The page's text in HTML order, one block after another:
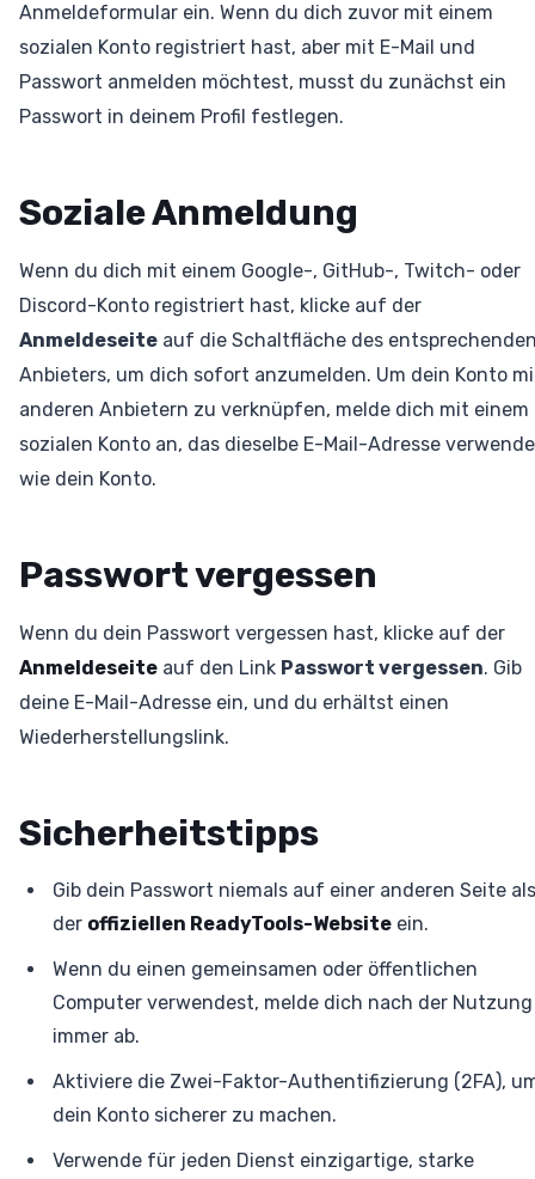
Anmeldeformular ein. Wenn du dich zuvor mit einem
sozialen Konto registriert hast, aber mit E-Mail und
Passwort anmelden möchtest, musst du zunächst ein
Passwort in deinem Profil festlegen.
Soziale Anmeldung
Wenn du dich mit einem Google-, GitHub-, Twitch- oder
Discord-Konto registriert hast, klicke auf der
Anmeldeseite auf die Schaltfläche des
Anbieters, um dich sofort anzumelden. Um dein Konto
anderen Anbietern zu verknüpfen, melde dich mit einem
sozialen Konto an, das dieselbe E-Mail-Adresse
wie dein Konto.
Passwort vergessen
Wenn du dein Passwort vergessen hast, klicke auf der
Anmeldeseite auf den Link Passwort vergessen. Gib
deine E-Mail-Adresse ein, und du erhältst einen
Wiederherstellungslink.
Sicherheitstipps
Gib dein Passwort niemals auf einer anderen Seite als
der offiziellen ReadyTools-Website ein.
Wenn du einen gemeinsamen oder öffentlichen
Computer verwendest, melde dich nach der Nutzung
immer ab.
Aktiviere die Zwei-Faktor-Authentifizierung (2FA),
dein Konto sicherer zu machen.
Verwende für jeden Dienst einzigartige, starke